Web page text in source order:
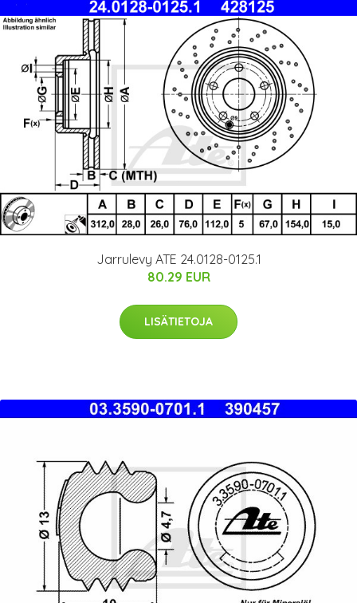
Jarrulevy ATE 24.0128-0125.1
80.29 EUR
LISÄTIETOJA